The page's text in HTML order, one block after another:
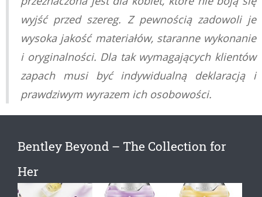
wyjść przed szereg. Z pewnością zadowoli je
wysoka jakość materiałów, staranne wykonanie
i oryginalności. Dla tak wymagających klientów
zapach musi być indywidualną deklaracją i
prawdziwym wyrazem ich osobowości.
Bentley Beyond – The Collection for
Her